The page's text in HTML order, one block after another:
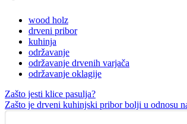
wood holz
drveni pribor
kuhinja
održavanje
održavanje drvenih varjača
održavanje oklagije
Zašto jesti klice pasulja?
Zašto je drveni kuhinjski pribor bolji u odnosu